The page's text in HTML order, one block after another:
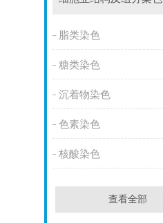
脂类染色
糖类染色
沉着物染色
色素染色
核酸染色
查看全部